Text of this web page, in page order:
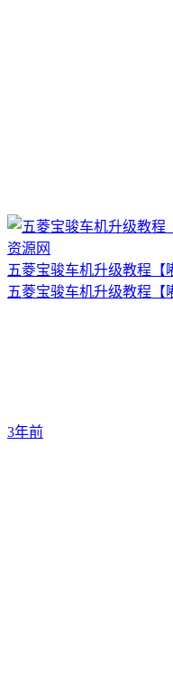
五菱宝骏车机升级教程【
五菱宝骏车机升级教程【
3年前